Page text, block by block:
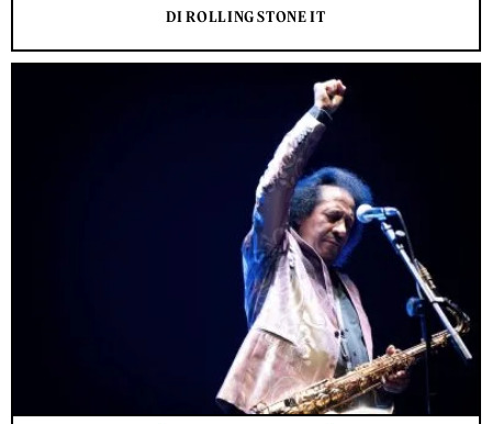
DI ROLLING STONE IT